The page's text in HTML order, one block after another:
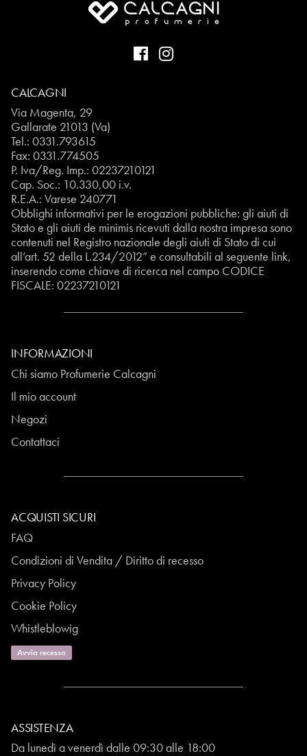
CALCAGNI
Via Magenta, 29
Gallarate 21013 (Va)
Tel.: 0331.793615
Fax: 0331.774505
P. Iva/Reg. Imp.: 02237210121
Cap. Soc.: 10.330,00 i.v.
R.E.A.: Varese 240771
Obblighi informativi per le erogazioni pubbliche: gli aiuti di
Stato e gli aiuti de minimis ricevuti dalla nostra impresa sono
contenuti nel Registro nazionale degli aiuti di Stato di cui
all’art. 52 della L.234/2012” e consultabili al seguente link,
inserendo come chiave di ricerca nel campo CODICE
FISCALE: 02237210121
INFORMAZIONI
Chi siamo Profumerie Calcagni
Il mio account
Negozi
Contattaci
ACQUISTI SICURI
FAQ
Condizioni di Vendita / Diritto di recesso
Privacy Policy
Cookie Policy
Whistleblowig
Avvia recesso
ASSISTENZA
Da lunedì a venerdì dalle 09:30 alle 18:00